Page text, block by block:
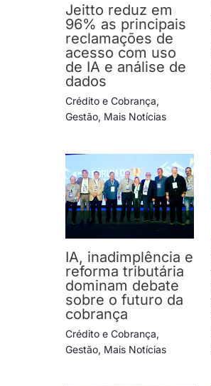
Jeitto reduz em
96% as principais
reclamações de
acesso com uso
de IA e análise de
dados
Crédito e Cobrança,
Gestão, Mais Notícias
IA, inadimplência e
reforma tributária
dominam debate
sobre o futuro da
cobrança
Crédito e Cobrança,
Gestão, Mais Notícias